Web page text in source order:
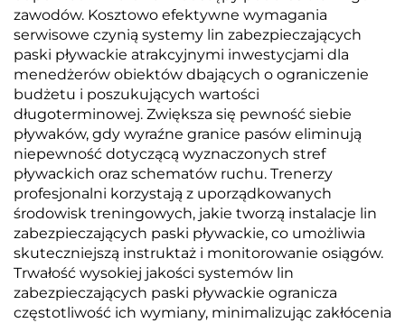
zawodów. Kosztowo efektywne wymagania
serwisowe czynią systemy lin zabezpieczających
paski pływackie atrakcyjnymi inwestycjami dla
menedżerów obiektów dbających o ograniczenie
budżetu i poszukujących wartości
długoterminowej. Zwiększa się pewność siebie
pływaków, gdy wyraźne granice pasów eliminują
niepewność dotyczącą wyznaczonych stref
pływackich oraz schematów ruchu. Trenerzy
profesjonalni korzystają z uporządkowanych
środowisk treningowych, jakie tworzą instalacje lin
zabezpieczających paski pływackie, co umożliwia
skuteczniejszą instruktaż i monitorowanie osiągów.
Trwałość wysokiej jakości systemów lin
zabezpieczających paski pływackie ogranicza
częstotliwość ich wymiany, minimalizując zakłócenia